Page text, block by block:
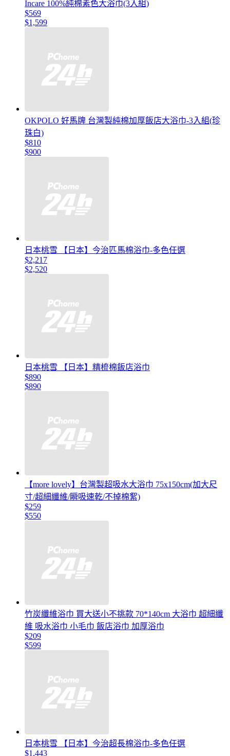
Incare 100%純棉素色大浴巾(3入組)
$569
$1,599
OKPOLO 好馬牌 台灣製純棉加厚飯店大浴巾-3入組(珍
珠白)
$810
$900
日本桃雪 【日本】今治匹馬棉浴巾-多色任選
$2,217
$2,520
日本桃雪 【日本】精梳棉飯店浴巾
$890
$890
【more lovely】台灣製超吸水大浴巾 75x150cm(加大尺
寸/超細纖維/瞬吸速乾/不掉棉絮)
$259
$550
竹炭纖維浴巾 買大送小不挑款 70*140cm 大浴巾 超細纖
維 吸水浴巾 小毛巾 飯店浴巾 加厚浴巾
$209
$599
日本桃雪 【日本】今治超長棉浴巾-多色任選
$1,443